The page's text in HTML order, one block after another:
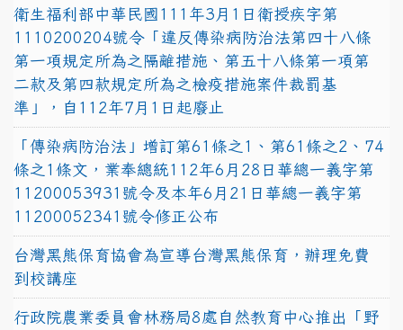
衛生福利部中華民國111年3月1日衛授疾字第
1110200204號令「違反傳染病防治法第四十八條
第一項規定所為之隔離措施、第五十八條第一項第
二款及第四款規定所為之檢疫措施案件裁罰基
準」，自112年7月1日起廢止
「傳染病防治法」增訂第61條之1、第61條之2、74
條之1條文，業奉總統112年6月28日華總一義字第
11200053931號令及本年6月21日華總一義字第
11200052341號令修正公布
台灣黑熊保育協會為宣導台灣黑熊保育，辦理免費
到校講座
行政院農業委員會林務局8處自然教育中心推出「野